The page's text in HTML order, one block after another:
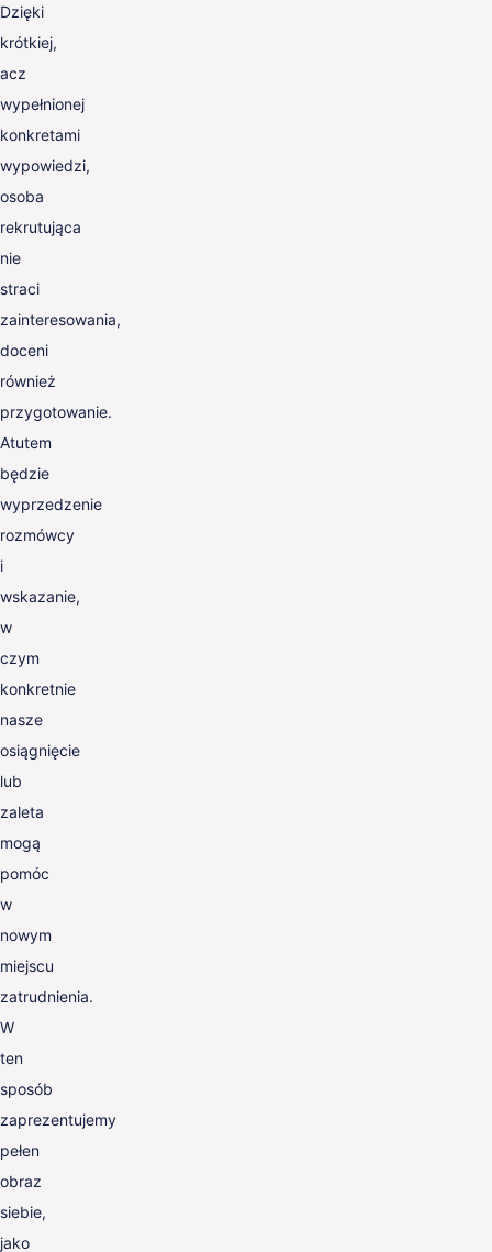
Dzięki
krótkiej,
acz
wypełnionej
konkretami
wypowiedzi,
osoba
rekrutująca
nie
straci
zainteresowania,
doceni
również
przygotowanie.
Atutem
będzie
wyprzedzenie
rozmówcy
i
wskazanie,
w
czym
konkretnie
nasze
osiągnięcie
lub
zaleta
mogą
pomóc
w
nowym
miejscu
zatrudnienia.
W
ten
sposób
zaprezentujemy
pełen
obraz
siebie,
jako